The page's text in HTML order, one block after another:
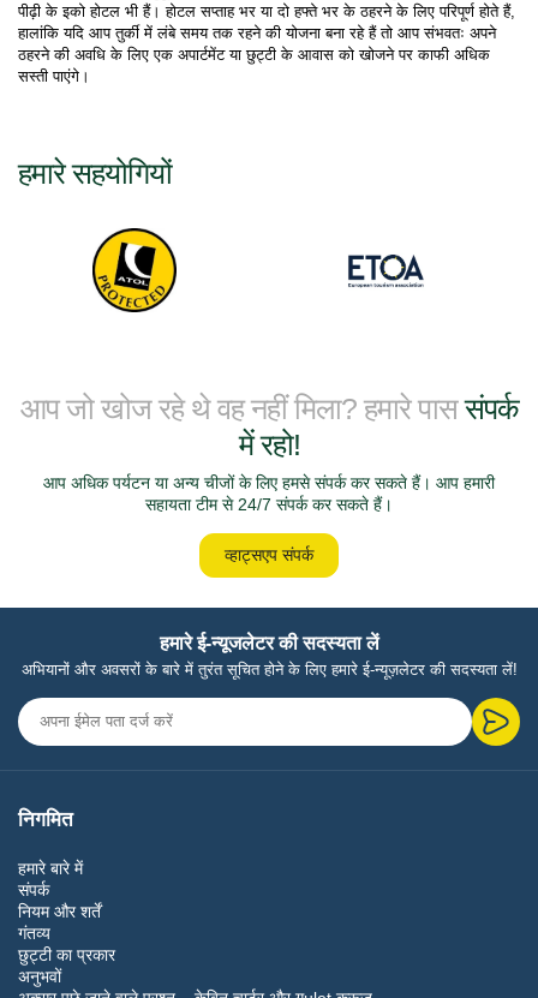
पीढ़ी के इको होटल भी हैं। होटल सप्ताह भर या दो हफ्ते भर के ठहरने के लिए परिपूर्ण होते हैं,
हालांकि यदि आप तुर्की में लंबे समय तक रहने की योजना बना रहे हैं तो आप संभवतः अपने
ठहरने की अवधि के लिए एक अपार्टमेंट या छुट्टी के आवास को खोजने पर काफी अधिक
सस्ती पाएंगे।
हमारे सहयोगियों
आप जो खोज रहे थे वह नहीं मिला? हमारे पाससंपर्क
में रहो!
आप अधिक पर्यटन या अन्य चीजों के लिए हमसे संपर्क कर सकते हैं। आप हमारी
सहायता टीम से 24/7 संपर्क कर सकते हैं।
व्हाट्सएप संपर्क
हमारे ई-न्यूजलेटर की सदस्यता लें
अभियानों और अवसरों के बारे में तुरंत सूचित होने के लिए हमारे ई-न्यूज़लेटर की सदस्यता लें!
निगमित
हमारे बारे में
संपर्क
नियम और शर्तें
गंतव्य
छुट्टी का प्रकार
अनुभवों